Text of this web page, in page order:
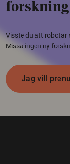
forskning
Visste du att robotar
Missa ingen ny
Jag vill